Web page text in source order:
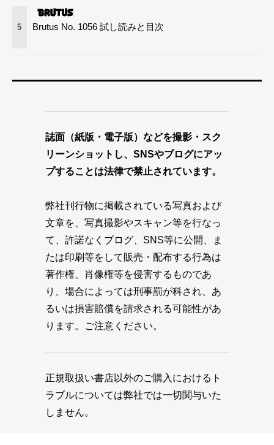
5 Brutus No. 1056 試し読みと目次
誌面（紙版・電子版）などを撮影・スク
リーンショットし、SNSやブログにアッ
プすることは法律で禁止されています。
弊社刊行物に掲載されている写真および
文章を、写真撮影やスキャン等を行なっ
て、許諾なくブログ、SNS等に公開、ま
たは印刷等をして販売・配布する行為は
著作権、肖像権等を侵害するものであ
り、場合によっては刑事罰が科され、あ
るいは損害賠償を請求される可能性があ
ります。ご注意ください。
正規取扱い書店以外のご購入におけるト
ラブルについては弊社では一切関与いた
しません。